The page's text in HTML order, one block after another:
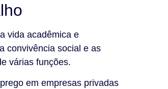
vida acadêmica e
convivência social e as
várias funções.
em empresas privadas